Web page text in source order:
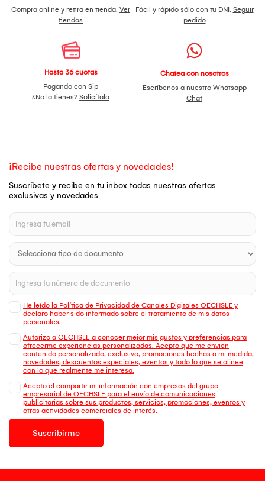
Compra online y retira en tienda. Ver
tiendas
Fácil y rápido sólo con tu DNI. Seguir
pedido
Hasta 36 cuotas
Pagando con Sip
¿No la tienes? Solicítala
Chatea con nosotros
Escríbenos a nuestro Whatsapp
Chat
¡Recibe nuestras ofertas y novedades!
Suscríbete y recibe en tu inbox todas nuestras ofertas
exclusivas y novedades
He leído la Política de Privacidad de Canales Digitales OECHSLE y
declaro haber sido informado sobre el tratamiento de mis datos
personales.
Autorizo a OECHSLE a conocer mejor mis gustos y preferencias para
ofrecerme experiencias personalizadas. Acepto que me envien
contenido personalizado, exclusivo, promociones hechas a mi medida,
novedades, descuentos especiales, eventos y todo lo que se alinee
con lo que realmente me interesa.
Acepto el compartir mi información con empresas del grupo
empresarial de OECHSLE para el envío de comunicaciones
publicitarias sobre sus productos, servicios, promociones, eventos y
otras actividades comerciales de interés.
Suscribirme